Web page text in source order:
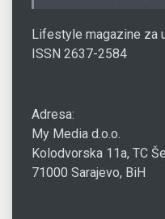
Lifestyle magazine za
ISSN 2637-2584
Adresa:
My Media d.o.o.
Kolodvorska 11a, TC
71000 Sarajevo, BiH